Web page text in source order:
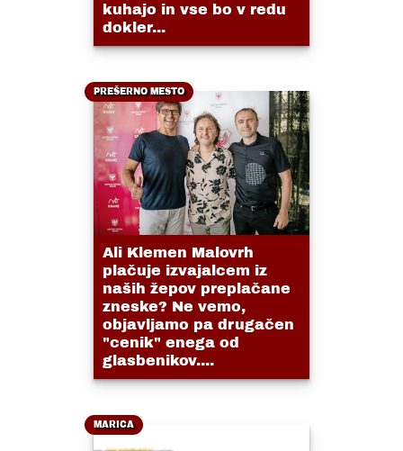
kuhajo in vse bo v redu
dokler...
PREŠERNO MESTO
Ali Klemen Malovrh
plačuje izvajalcem iz
naših žepov preplačane
zneske? Ne vemo,
objavljamo pa drugačen
"cenik" enega od
glasbenikov....
MARICA